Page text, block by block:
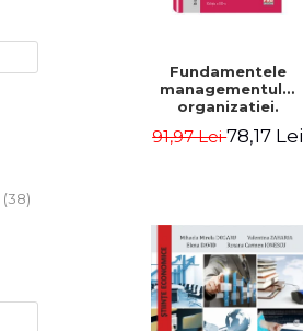
(38)
Fundamentele
managementului
organizatiei.
Eugen Burdus,
91,97 Lei78,17 Lei